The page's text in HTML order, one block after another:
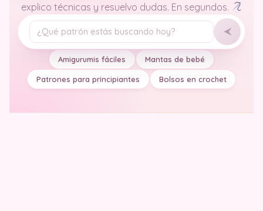
explico técnicas y resuelvo dudas. En segundos.
Tu pregunta
Amigurumis fáciles Mantas de bebé
Patrones para principiantes Bolsos en crochet